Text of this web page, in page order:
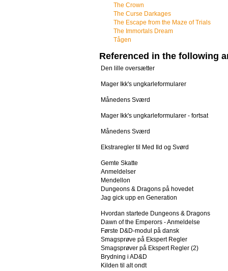
The Crown
The Curse Darkages
The Escape from the Maze of Trials
The Immortals Dream
Tågen
Referenced in the following
Den lille oversætter
Mager Ikk's ungkarleformularer
Månedens Sværd
Mager Ikk's ungkarleformularer - fortsat
Månedens Sværd
Ekstraregler til Med Ild og Svørd
Gemte Skatte
Anmeldelser
Mendellon
Dungeons & Dragons på hovedet
Jag gick upp en Generation
Hvordan startede Dungeons & Dragons
Dawn of the Emperors - Anmeldelse
Første D&D-modul på dansk
Smagsprøve på Ekspert Regler
Smagsprøver på Ekspert Regler (2)
Brydning i AD&D
Kilden til alt ondt